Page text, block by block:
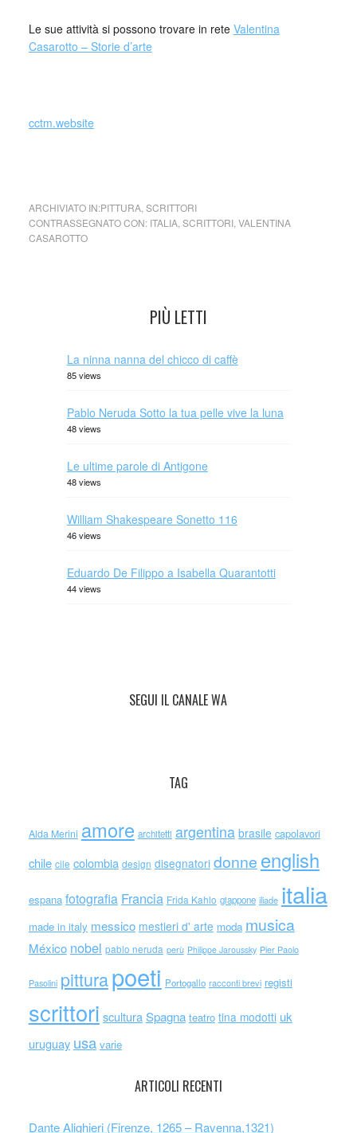
Le sue attività si possono trovare in rete Valentina
Casarotto – Storie d’arte
cctm.website
ARCHIVIATO IN:PITTURA, SCRITTORI
CONTRASSEGNATO CON: ITALIA, SCRITTORI, VALENTINA
CASAROTTO
PIÙ LETTI
La ninna nanna del chicco di caffè
85 views
Pablo Neruda Sotto la tua pelle vive la luna
48 views
Le ultime parole di Antigone
48 views
William Shakespeare Sonetto 116
46 views
Eduardo De Filippo a Isabella Quarantotti
44 views
SEGUI IL CANALE WA
TAG
Alda Merini amore architetti argentina brasile capolavori
chile cile colombia design disegnatori donne english
espana fotografia Francia Frida Kahlo giappone iliade italia
made in italy messico mestieri d' arte moda musica
México nobel pablo neruda perù Philippe Jaroussky Pier Paolo
Pasolini pitturapoeti Portogallo racconti brevi registi
scrittori sculturaSpagna teatro tina modotti uk
uruguay usa varie
ARTICOLI RECENTI
Dante Alighieri (Firenze, 1265 – Ravenna,1321)